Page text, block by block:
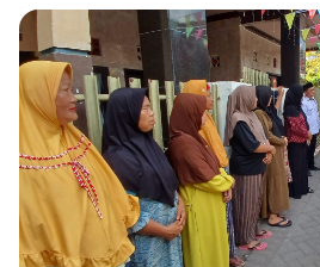
Menulis Fiksi yang
Perpustakaan dan Kearsipan
Banyuwangi berkolaborasi
Kabupaten Banyuwangi.
menghadirkan sastrawan
sekaligus Duta Baca Indonesia,
Komunitas Sahabat Gol […]